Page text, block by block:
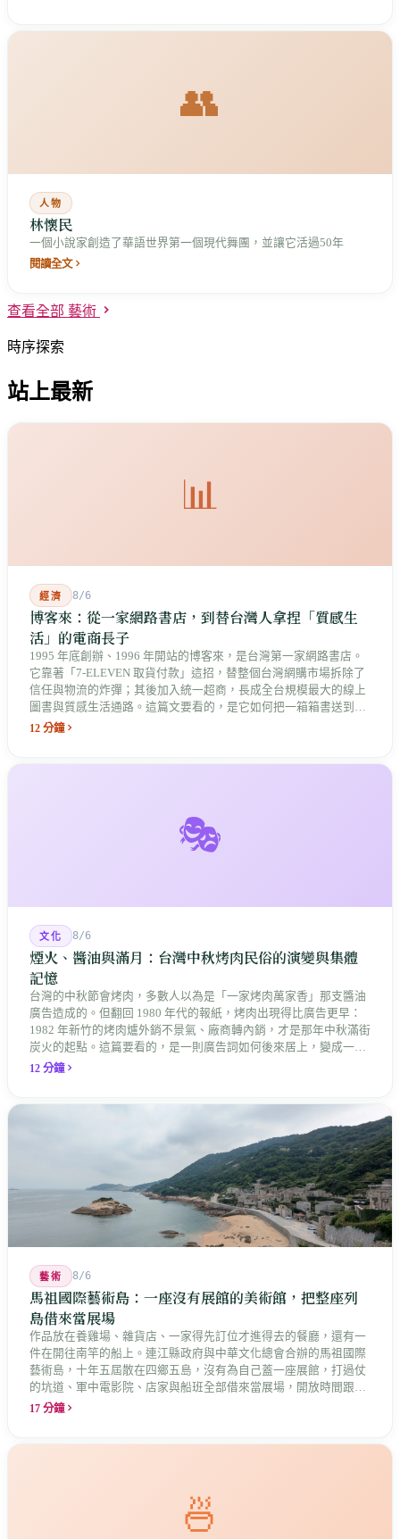
👥
人物
林懷民
一個小說家創造了華語世界第一個現代舞團，並讓它活過50年
閱讀全文
查看全部 藝術
時序探索
站上最新
📊
經濟 8/6
博客來：從一家網路書店，到替台灣人拿捏「質感生
活」的電商長子
1995 年底創辦、1996 年開站的博客來，是台灣第一家網路書店。
它靠著「7-ELEVEN 取貨付款」這招，替整個台灣網購市場拆除了
信任與物流的炸彈；其後加入統一超商，長成全台規模最大的線上
圖書與質感生活通路。這篇文要看的，是它如何把一箱箱書送到你
巷口，最後長成了統一集團數位版圖中最具原生基因的老長子。
12 分鐘
🎭
文化 8/6
煙火、醬油與滿月：台灣中秋烤肉民俗的演變與集體
記憶
台灣的中秋節會烤肉，多數人以為是「一家烤肉萬家香」那支醬油
廣告造成的。但翻回 1980 年代的報紙，烤肉出現得比廣告更早：
1982 年新竹的烤肉爐外銷不景氣、廠商轉內銷，才是那年中秋滿街
炭火的起點。這篇要看的，是一則廣告詞如何後來居上，變成一整
座島嶼共同的節慶記憶。
12 分鐘
藝術 8/6
馬祖國際藝術島：一座沒有展館的美術館，把整座列
島借來當展場
作品放在養雞場、雜貨店、一家得先訂位才進得去的餐廳，還有一
件在開往南竿的船上。連江縣政府與中華文化總會合辦的馬祖國際
藝術島，十年五屆散在四鄉五島，沒有為自己蓋一座展館，打過仗
的坑道、軍中電影院、店家與船班全部借來當展場，開放時間跟著
店家走。這是縣長說的「島嶼博物館」最具體的樣子，而那些借來
17 分鐘
🍜